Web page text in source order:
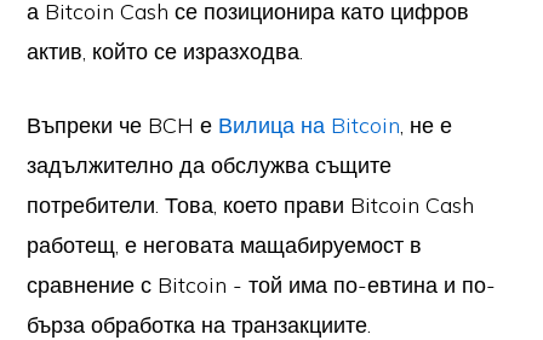
а Bitcoin Cash се позиционира като цифров
актив, който се изразходва.
Въпреки че BCH е Вилица на Bitcoin, не е
задължително да обслужва същите
потребители. Това, което прави Bitcoin Cash
работещ, е неговата мащабируемост в
сравнение с Bitcoin - той има по-евтина и по-
бърза обработка на транзакциите.